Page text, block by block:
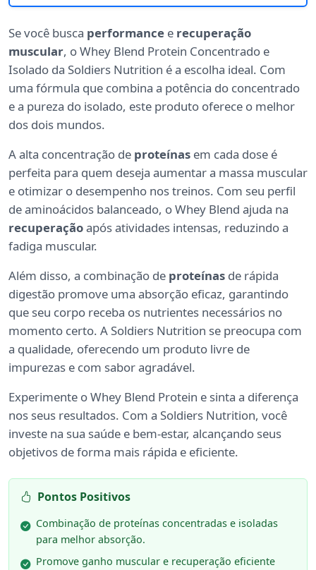
Se você busca performance e recuperação
muscular, o Whey Blend Protein Concentrado e
Isolado da Soldiers Nutrition é a escolha ideal. Com
uma fórmula que combina a potência do concentrado
e a pureza do isolado, este produto oferece o melhor
dos dois mundos.
A alta concentração de proteínas em cada dose é
perfeita para quem deseja aumentar a massa muscular
e otimizar o desempenho nos treinos. Com seu perfil
de aminoácidos balanceado, o Whey Blend ajuda na
recuperaçãoapós atividades intensas, reduzindo a
fadiga muscular.
Além disso, a combinação de proteínas de rápida
digestão promove uma absorção eficaz, garantindo
que seu corpo receba os nutrientes necessários no
momento certo. A Soldiers Nutrition se preocupa com
a qualidade, oferecendo um produto livre de
impurezas e com sabor agradável.
Experimente o Whey Blend Protein e sinta a diferença
nos seus resultados. Com a Soldiers Nutrition, você
investe na sua saúde e bem-estar, alcançando seus
objetivos de forma mais rápida e eficiente.
Pontos Positivos
Combinação de proteínas concentradas e isoladas
para melhor absorção.
Promove ganho muscular e recuperação eficiente